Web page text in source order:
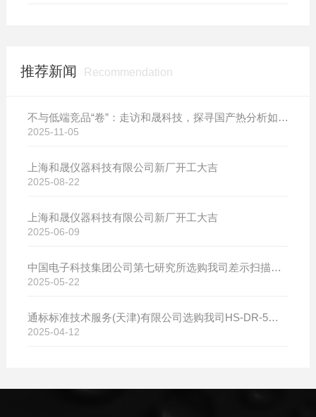
推荐新闻 Recommendation
不与低端竞品“卷”：走访和晟科技，探寻国产热分析如何行稳致远
2025-11-05
上海和晟仪器科技有限公司新厂开工大吉
2025-08-22
上海和晟仪器科技有限公司新厂开工大吉
2025-06-09
中国电子科技集团公司第七研究所选购我司差示扫描量热仪
2025-05-22
通标标准技术服务(天津)有限公司选购我司HS-DR-5导热系数测试仪
2025-04-12